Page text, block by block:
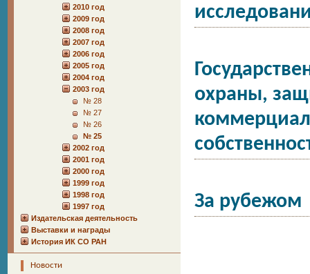
2010 год
2009 год
2008 год
2007 год
2006 год
2005 год
2004 год
2003 год
№ 28
№ 27
№ 26
№ 25
2002 год
2001 год
2000 год
1999 год
1998 год
1997 год
Издательская деятельность
Выставки и награды
История ИК СО РАН
Новости
охраны,
За рубежом